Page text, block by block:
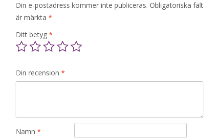
Din e-postadress kommer inte publiceras. Obligatoriska fält
är märkta *
Ditt betyg *
Din recension *
Namn *